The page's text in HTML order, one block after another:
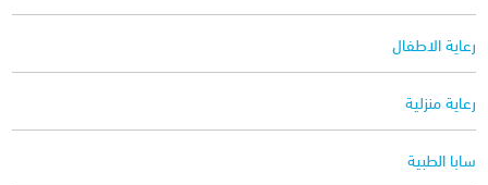
رعاية الاطفال
رعاية منزلية
سابا الطبية